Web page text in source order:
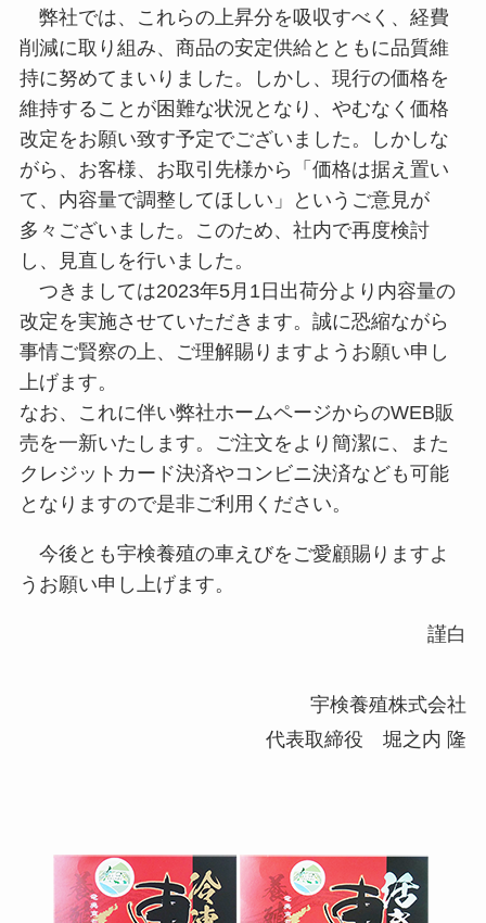
弊社では、これらの上昇分を吸収すべく、経費
削減に取り組み、商品の安定供給とともに品質維
持に努めてまいりました。しかし、現行の価格を
維持することが困難な状況となり、やむなく価格
改定をお願い致す予定でございました。しかしな
がら、お客様、お取引先様から「価格は据え置い
て、内容量で調整してほしい」というご意見が
多々ございました。このため、社内で再度検討
し、見直しを行いました。
つきましては2023年5月1日出荷分より内容量の
改定を実施させていただきます。誠に恐縮ながら
事情ご賢察の上、ご理解賜りますようお願い申し
上げます。
なお、これに伴い弊社ホームページからのWEB販
売を一新いたします。ご注文をより簡潔に、また
クレジットカード決済やコンビニ決済なども可能
となりますので是非ご利用ください。
今後とも宇検養殖の車えびをご愛顧賜りますよ
うお願い申し上げます。
謹白
宇検養殖株式会社
代表取締役 堀之内 隆